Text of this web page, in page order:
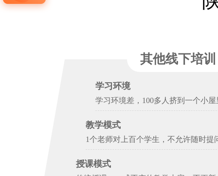
其他线下培训
学习环境
学习环境差，100多人挤到一个小屋
教学模式
1个老师对上百个学生，不允许随时提
授课模式